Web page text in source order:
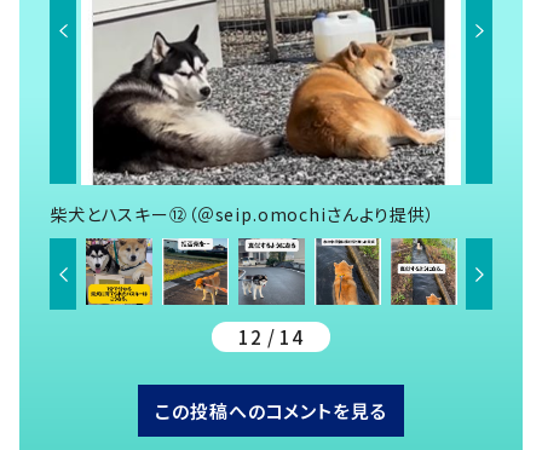
柴犬とハスキー⑫（＠seip.omochiさんより提供）
12 / 14
この投稿へのコメントを見る